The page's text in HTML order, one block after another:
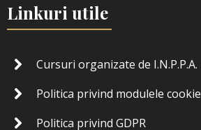
Linkuri utile
Cursuri organizate de I.N.P.P.A.
Politica privind modulele cookie
Politica privind GDPR